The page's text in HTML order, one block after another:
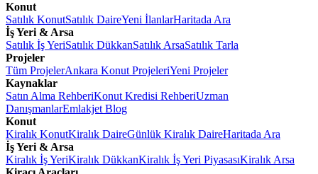
Konut
Satılık KonutSatılık DaireYeni İlanlarHaritada Ara
İş Yeri & Arsa
Satılık İş YeriSatılık DükkanSatılık ArsaSatılık Tarla
Projeler
Tüm ProjelerAnkara Konut ProjeleriYeni Projeler
Kaynaklar
Satın Alma RehberiKonut Kredisi RehberiUzman
DanışmanlarEmlakjet Blog
Konut
Kiralık KonutKiralık DaireGünlük Kiralık DaireHaritada Ara
İş Yeri & Arsa
Kiralık İş YeriKiralık DükkanKiralık İş Yeri PiyasasıKiralık Arsa